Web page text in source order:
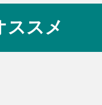
ススメ